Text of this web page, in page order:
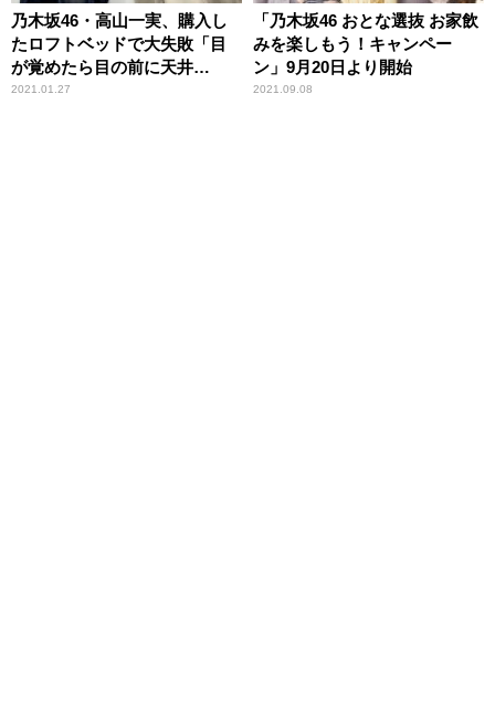
乃木坂46・高山一実、購入し
たロフトベッドで大失敗「目
が覚めたら目の前に天井
が……」
2021.01.27
「乃木坂46 おとな選抜 お家飲
みを楽しもう！キャンペー
ン」9月20日より開始
2021.09.08